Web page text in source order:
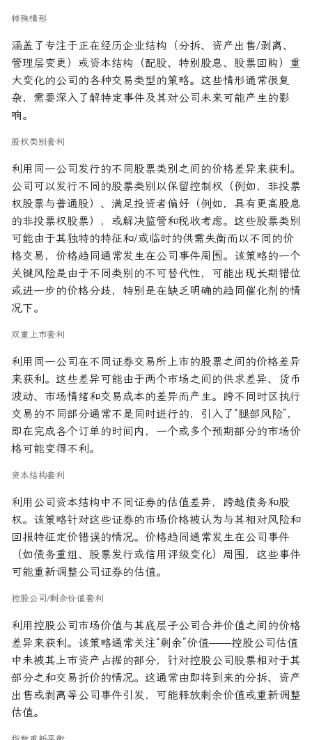
特殊情形
涵盖了专注于正在经历企业结构（分拆、资产出售/剥离、
管理层变更）或资本结构（配股、特别股息、股票回购）重
大变化的公司的各种交易类型的策略。这些情形通常很复
杂，需要深入了解特定事件及其对公司未来可能产生的影
响。
股权类别套利
利用同一公司发行的不同股票类别之间的价格差异来获利。
公司可以发行不同的股票类别以保留控制权（例如，非投票
权股票与普通股）、满足投资者偏好（例如，具有更高股息
的非投票权股票），或解决监管和税收考虑。这些股票类别
可能由于其独特的特征和/或临时的供需失衡而以不同的价
格交易，价格趋同通常发生在公司事件周围。该策略的一个
关键风险是由于不同类别的不可替代性，可能出现长期错位
或进一步的价格分歧，特别是在缺乏明确的趋同催化剂的情
况下。
双重上市套利
利用同一公司在不同证券交易所上市的股票之间的价格差异
来获利。这些差异可能由于两个市场之间的供求差异、货币
波动、市场情绪和交易成本的差异而产生。跨不同时区执行
交易的不同部分通常不是同时进行的，引入了“腿部风险”，
即在完成各个订单的时间内，一个或多个预期部分的市场价
格可能变得不利。
资本结构套利
利用公司资本结构中不同证券的估值差异，跨越债务和股
权。该策略针对这些证券的市场价格被认为与其相对风险和
回报特征定价错误的情况。价格趋同通常发生在公司事件
（如债务重组、股票发行或信用评级变化）周围，这些事件
可能重新调整公司证券的估值。
控股公司/剩余价值套利
利用控股公司市场价值与其底层子公司合并价值之间的价格
差异来获利。该策略通常关注“剩余”价值——控股公司估值
中未被其上市资产占据的部分，针对控股公司股票相对于其
部分之和交易折价的情况。这通常由即将到来的分拆、资产
出售或剥离等公司事件引发，可能释放剩余价值或重新调整
估值。